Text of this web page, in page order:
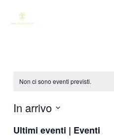
Non ci sono eventi previsti.
In arrivo
la
Ultimi eventi | Eventi